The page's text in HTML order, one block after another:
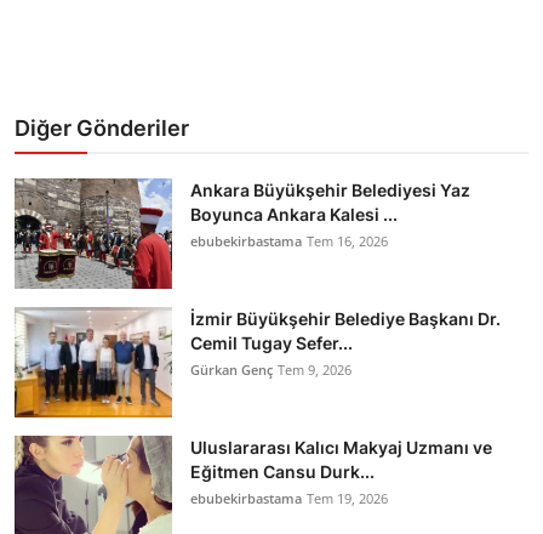
Diğer Gönderiler
Ankara Büyükşehir Belediyesi Yaz
Boyunca Ankara Kalesi ...
ebubekirbastama Tem 16, 2026
İzmir Büyükşehir Belediye Başkanı Dr.
Cemil Tugay Sefer...
Gürkan Genç Tem 9, 2026
Uluslararası Kalıcı Makyaj Uzmanı ve
Eğitmen Cansu Durk...
ebubekirbastama Tem 19, 2026